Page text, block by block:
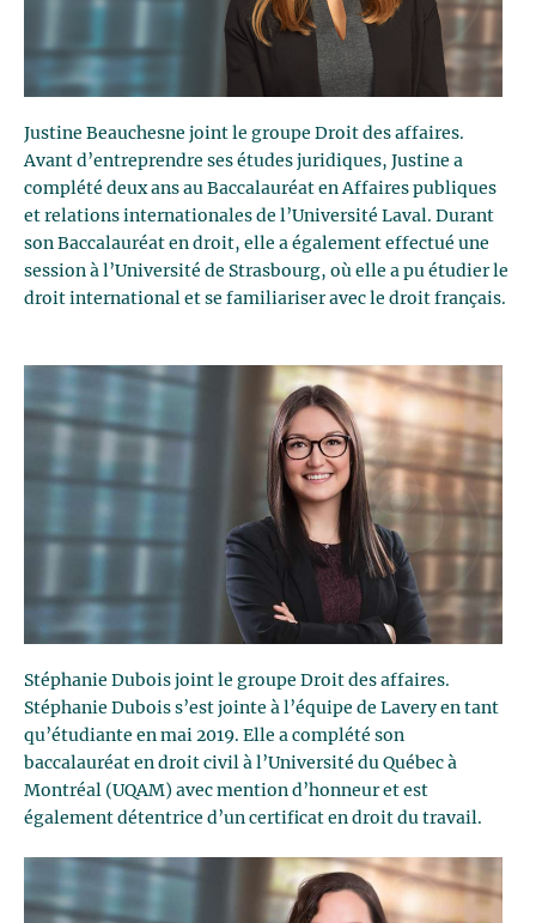
Justine Beauchesne joint le groupe Droit des affaires.
Avant d’entreprendre ses études juridiques, Justine a
complété deux ans au Baccalauréat en Affaires publiques
et relations internationales de l’Université Laval. Durant
son Baccalauréat en droit, elle a également effectué une
session à l’Université de Strasbourg, où elle a pu étudier le
droit international et se familiariser avec le droit français.
Stéphanie Dubois joint le groupe Droit des affaires.
Stéphanie Dubois s’est jointe à l’équipe de Lavery en tant
qu’étudiante en mai 2019. Elle a complété son
baccalauréat en droit civil à l’Université du Québec à
Montréal (UQAM) avec mention d’honneur et est
également détentrice d’un certificat en droit du travail.